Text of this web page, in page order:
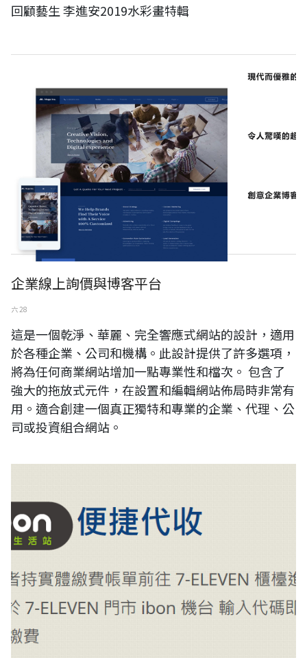
回顧藝生 李進安2019水彩畫特輯
企業線上詢價與博客平台
企業線上詢價與博客平台
六 28
這是一個乾淨、華麗、完全響應式網站的設計，適用
於各種企業、公司和機構。此設計提供了許多選項，
將為任何商業網站增加一點專業性和檔次。 包含了
強大的拖放式元件，在設置和編輯網站佈局時非常有
用。適合創建一個真正獨特和專業的企業、代理、公
司或投資組合網站。